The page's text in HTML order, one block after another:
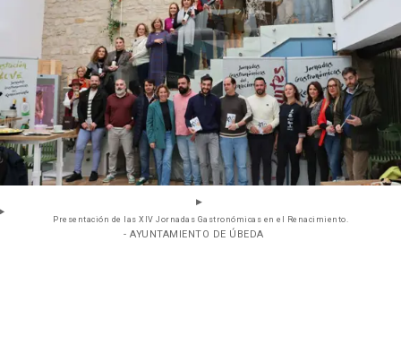
Presentación de las XIV Jornadas Gastronómicas en el Renacimiento.
- AYUNTAMIENTO DE ÚBEDA